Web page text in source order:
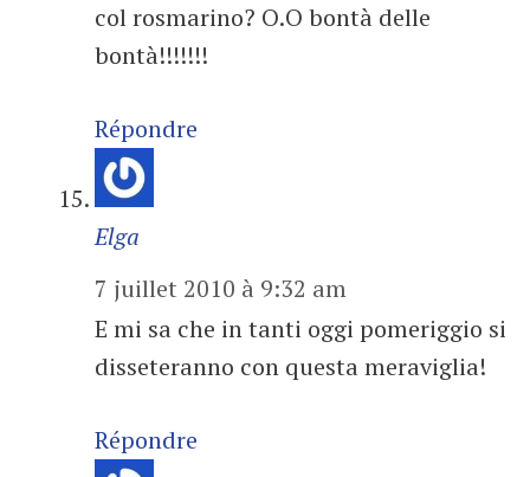
col rosmarino? O.O bontà delle
bontà!!!!!!!
Répondre
Elga
7 juillet 2010 à 9:32 am
E mi sa che in tanti oggi pomeriggio si
disseteranno con questa meraviglia!
Répondre